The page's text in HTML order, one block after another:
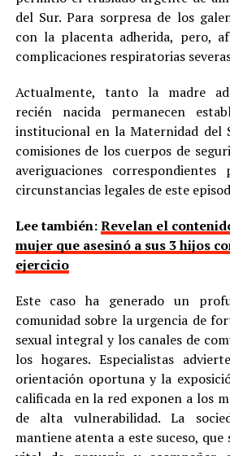
del Sur. Para sorpresa de los
con la placenta adherida, pero,
complicaciones respiratorias
Actualmente, tanto la madre
recién nacida permanecen
institucional en la Maternidad del
comisiones de los cuerpos de
averiguaciones
circunstancias legales de este
Lee también:Revelan el
mujer que asesinó a sus 3 hijos
ejercicio
Este caso ha generado un
comunidad sobre la urgencia de
sexual integral y los canales de
los hogares. Especialistas
orientación oportuna y la
calificada en la red exponen a los
de alta vulnerabilidad. La
mantiene atenta a este suceso, que